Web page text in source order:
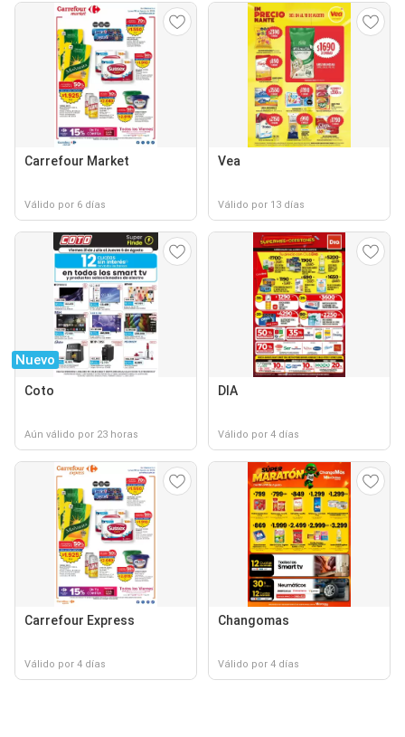
Carrefour Market
Válido por 6 días
Vea
Válido por 13 días
Nuevo
Coto
Aún válido por 23 horas
DIA
Válido por 4 días
Carrefour Express
Válido por 4 días
Changomas
Válido por 4 días